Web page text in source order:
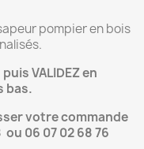
pompier en bois
puis VALIDEZ en
bas.
votre commande
06 07 02 68 76